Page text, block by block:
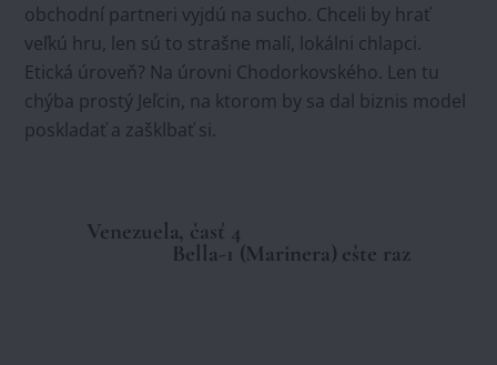
obchodní partneri vyjdú na sucho. Chceli by hrať
veľkú hru, len sú to strašne malí, lokálni chlapci.
Etická úroveň? Na úrovni Chodorkovského. Len tu
chýba prostý Jeľcin, na ktorom by sa dal biznis model
poskladať a zašklbať si.
Venezuela, časť 4
Bella-1 (Marinera) ešte raz